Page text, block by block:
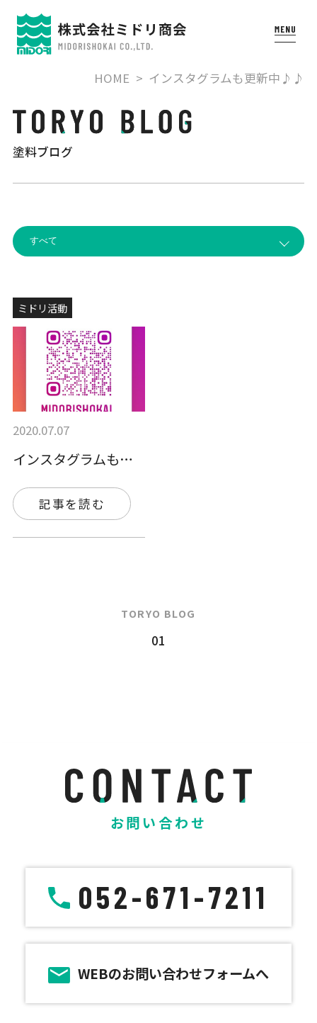
HOME インスタグラムも更新中♪♪
塗料ブログ
ミドリ活動
2020.07.07
インスタグラムも更新中♪♪
記事を読む
TORYO BLOG
01
お問い合わせ
052-671-7211
WEBのお問い合わせフォームへ